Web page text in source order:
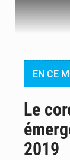
EN CE
Le
2019